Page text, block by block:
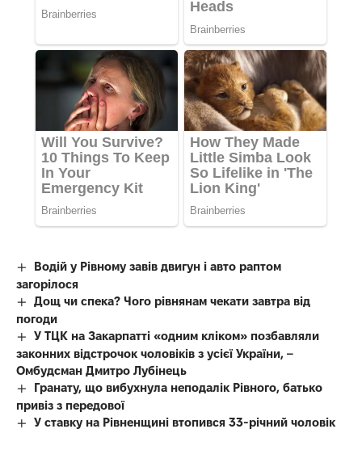
Водій у Рівному завів двигун і авто раптом
загорілося
Дощ чи спека? Чого рівнянам чекати завтра від
погоди
У ТЦК на Закарпатті «одним кліком» позбавляли
законних відстрочок чоловіків з усієї України, –
Омбудсман Дмитро Лубінець
Гранату, що вибухнула неподалік Рівного, батько
привіз з передової
У ставку на Рівненщині втопився 33-річний чоловік